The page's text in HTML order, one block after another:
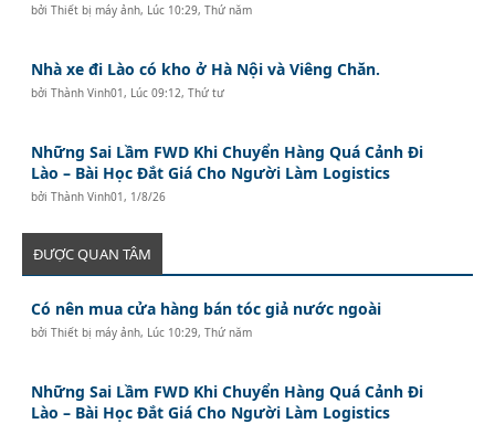
bởiThiết bị máy ảnh, Lúc 10:29, Thứ năm
Nhà xe đi Lào có kho ở Hà Nội và Viêng Chăn.
bởiThành Vinh01 , Lúc 09:12, Thứ tư
Những Sai Lầm FWD Khi Chuyển Hàng Quá Cảnh Đi
Lào – Bài Học Đắt Giá Cho Người Làm Logistics
bởiThành Vinh01 , 1/8/26
ĐƯỢC QUAN TÂM
Có nên mua cửa hàng bán tóc giả nước ngoài
bởiThiết bị máy ảnh, Lúc 10:29, Thứ năm
Những Sai Lầm FWD Khi Chuyển Hàng Quá Cảnh Đi
Lào – Bài Học Đắt Giá Cho Người Làm Logistics